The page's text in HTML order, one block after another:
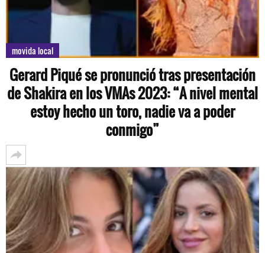
movida local
Gerard Piqué se pronunció tras presentación
de Shakira en los VMAs 2023: “A nivel mental
estoy hecho un toro, nadie va a poder
conmigo”